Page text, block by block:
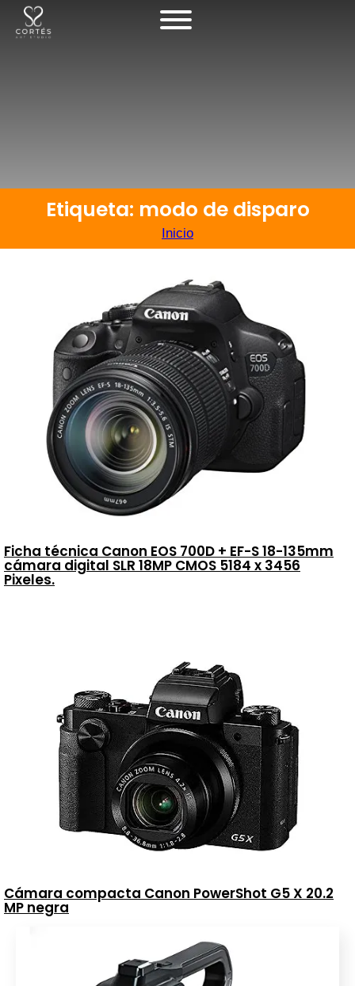
Etiqueta: modo de disparo
Inicio
Ficha técnica Canon EOS 700D + EF-S 18-135mm
cámara digital SLR 18MP CMOS 5184 x 3456
Pixeles.
Cámara compacta Canon PowerShot G5 X 20.2
MP negra